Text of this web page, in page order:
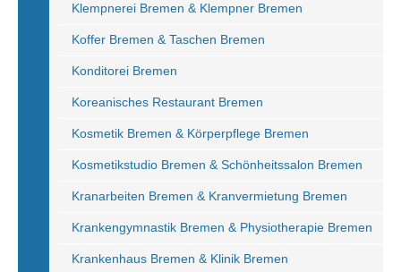
Klempnerei Bremen & Klempner Bremen
Koffer Bremen & Taschen Bremen
Konditorei Bremen
Koreanisches Restaurant Bremen
Kosmetik Bremen & Körperpflege Bremen
Kosmetikstudio Bremen & Schönheitssalon Bremen
Kranarbeiten Bremen & Kranvermietung Bremen
Krankengymnastik Bremen & Physiotherapie Bremen
Krankenhaus Bremen & Klinik Bremen